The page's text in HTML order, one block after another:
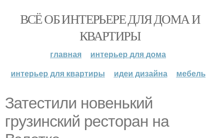
ВСЁ ОБ ИНТЕРЬЕРЕ ДЛЯ ДОМА И
КВАРТИРЫ
главная
интерьер для дома
интерьер для квартиры
идеи дизайна мебель
Затестили новенький
грузинский ресторан на